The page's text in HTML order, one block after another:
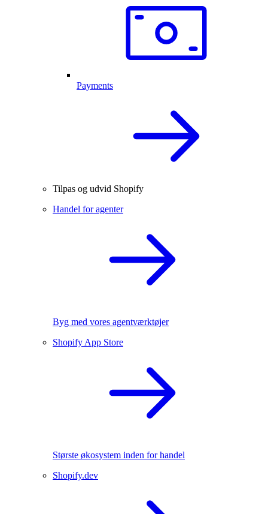
Payments
Tilpas og udvid Shopify
Handel for agenter
Byg med vores agentværktøjer
Shopify App Store
Største økosystem inden for handel
Shopify.dev